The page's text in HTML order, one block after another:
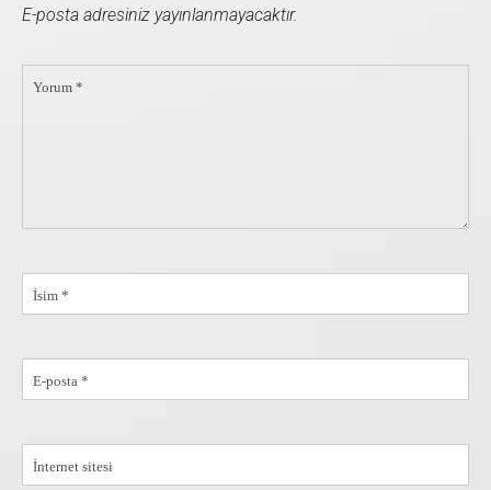
E-posta adresiniz yayınlanmayacaktır.
Yorum *
İsim *
E-posta *
İnternet sitesi